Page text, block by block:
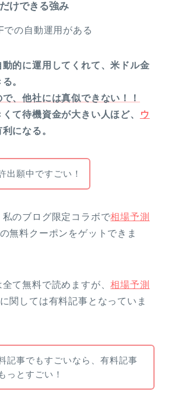
だけできる強み
での自動運用がある
的に運用してくれて、米ドル金
。
、他社には真似できない！！
て待機資金が大きい人ほど、
ウ
になる。
出願中ですごい！
のブログ限定コラボで相場予測
の無料クーポンをゲットできま
て無料で読めますが、相場予測
に関しては有料記事となっていま
記事でもすごいなら、有料記事
っとすごい！